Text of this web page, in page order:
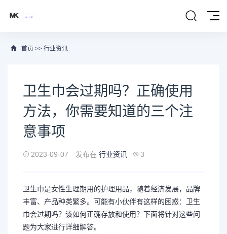
首页 >> 行业资讯
卫生巾会过期吗？正确使用
方法，你需要知道的三个注
意事项
2023-09-07 发布在 行业资讯 3
卫生巾是女性生理期用的护理用品，随着经济发展，品牌
丰富、产品种类繁多。可能有小伙伴有这样的困惑：卫生
巾会过期吗？该如何正确存放和使用？下面将针对这些问
题为大家进行详细解答。